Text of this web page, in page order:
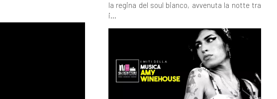
la regina del soul bianco, avvenuta la notte tra
i...